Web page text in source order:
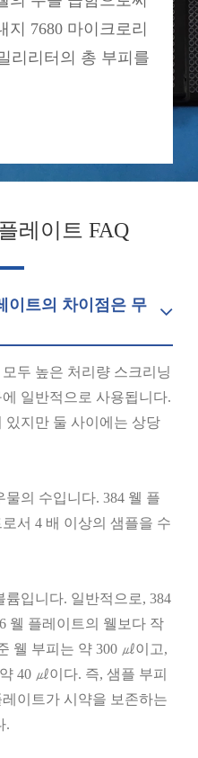
지 7680 마이크로리
리리터의 총 부피를
레이트 FAQ
이트의 차이점은 무
두 높은 처리량 스크리닝
일반적으로 사용됩니다.
있지만 둘 사이에는 상당
의 수입니다. 384 웰 플
서 4 배 이상의 샘플을 수
륨입니다. 일반적으로, 384
웰 플레이트의 웰보다 작
웰 부피는 약 300 ㎕이고,
40 ㎕이다. 즉, 샘플 부피
이트가 시약을 보존하는
.